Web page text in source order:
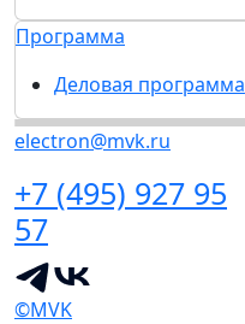
Программа
Деловая программа
electron@mvk.ru
+7 (495) 927 95
57
©MVK